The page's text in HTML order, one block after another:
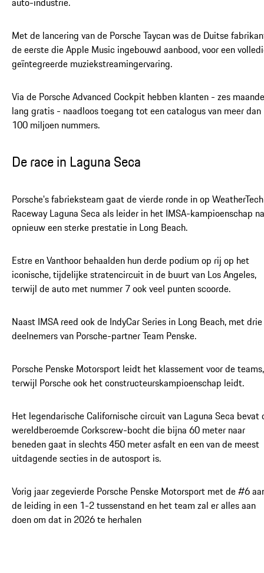
Met de lancering van de Porsche Taycan was de Duitse
de eerste die Apple Music ingebouwd aanbood, voor een
geïntegreerde muziekstreamingervaring.
Via de Porsche Advanced Cockpit hebben klanten - zes
lang gratis - naadloos toegang tot een catalogus van meer dan
100 miljoen nummers.
De race in Laguna Seca
Porsche's fabrieksteam gaat de vierde ronde in op WeatherTech
Raceway Laguna Seca als leider in het IMSA-kampioenschap na
opnieuw een sterke prestatie in Long Beach.
Estre en Vanthoor behaalden hun derde podium op rij op het
iconische, tijdelijke stratencircuit in de buurt van Los Angeles,
terwijl de auto met nummer 7 ook veel punten scoorde.
Naast IMSA reed ook de IndyCar Series in Long Beach, met drie
deelnemers van Porsche-partner Team Penske.
Porsche Penske Motorsport leidt het klassement voor de teams,
terwijl Porsche ook het constructeurskampioenschap leidt.
Het legendarische Californische circuit van Laguna Seca bevat
wereldberoemde Corkscrew-bocht die bijna 60 meter naar
beneden gaat in slechts 450 meter asfalt en een van de meest
uitdagende secties in de autosport is.
Vorig jaar zegevierde Porsche Penske Motorsport met de #6
de leiding in een 1-2 tussenstand en het team zal er alles aan
doen om dat in 2026 te herhalen